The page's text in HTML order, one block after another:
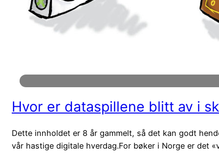
Hvor er dataspillene blitt av i
Dette innholdet er 8 år gammelt, så det kan godt
vår hastige digitale hverdag.For bøker i Norge er det